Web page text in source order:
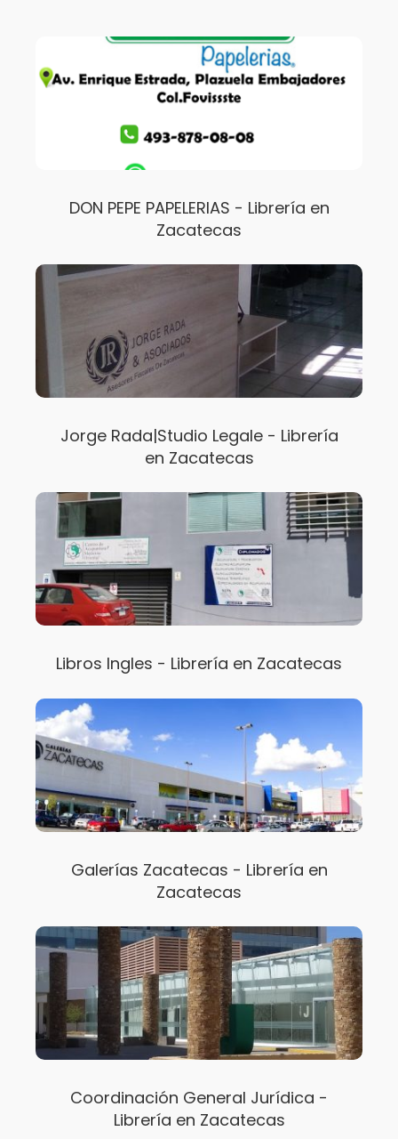
DON PEPE PAPELERIAS - Librería en
Zacatecas
Jorge Rada|Studio Legale - Librería
en Zacatecas
Libros Ingles - Librería en Zacatecas
Galerías Zacatecas - Librería en
Zacatecas
Coordinación General Jurídica -
Librería en Zacatecas